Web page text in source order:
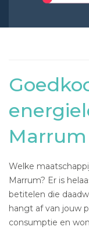
Marrum
Welke
Marrum? Er is
betitelen die
hangt af van jouw
consumptie en